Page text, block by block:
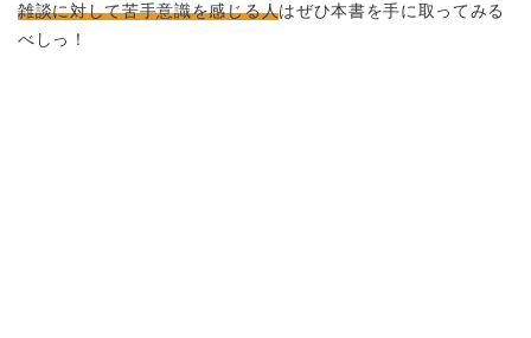
雑談に対して苦手意識を感じる人はぜひ本書を手に取ってみる
べしっ！